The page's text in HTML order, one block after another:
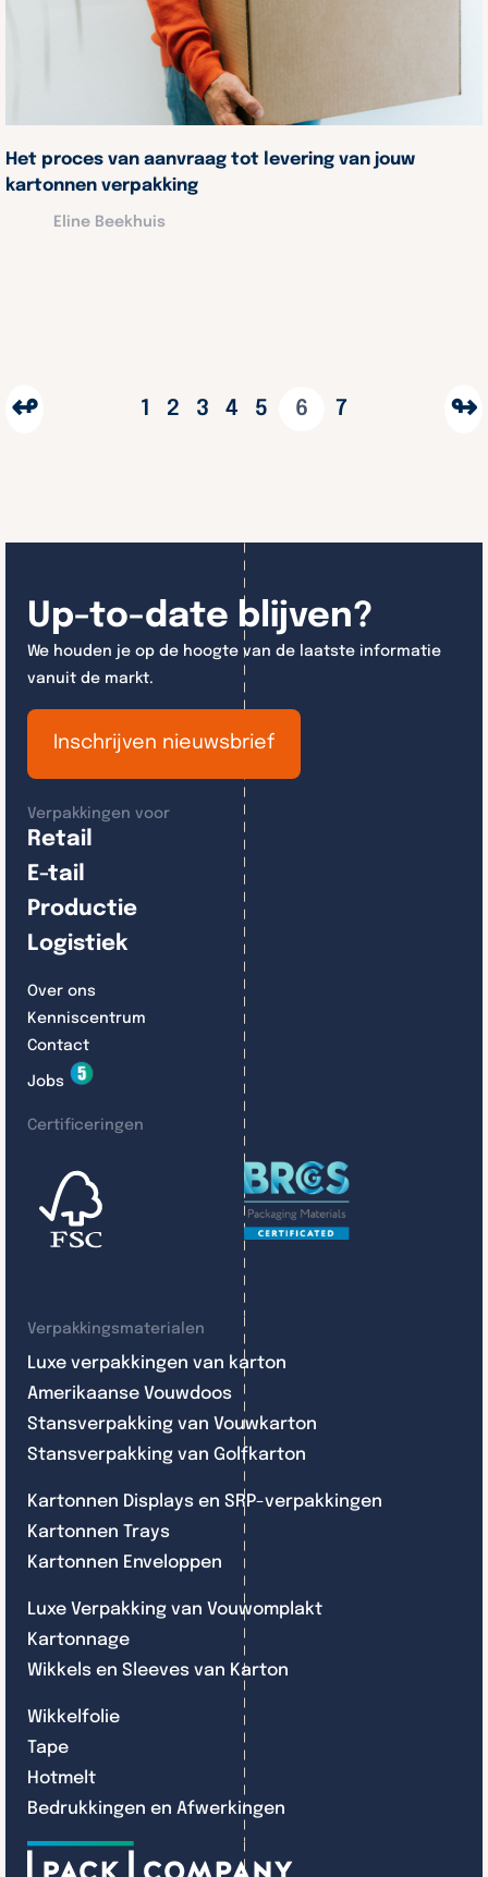
Het proces van aanvraag tot levering van jouw
kartonnen verpakking
Eline Beekhuis
↫ 1 2 3 4 5 6 7 ↬
Up-to-date blijven?
We houden je op de hoogte van de laatste informatie
vanuit de markt.
Inschrijven nieuwsbrief
Verpakkingen voor
Retail
E-tail
Productie
Logistiek
Over ons
Kenniscentrum
Contact
Jobs
Certificeringen
Verpakkingsmaterialen
Luxe verpakkingen van karton
Amerikaanse Vouwdoos
Stansverpakking van Vouwkarton
Stansverpakking van Golfkarton
Kartonnen Displays en SRP-verpakkingen
Kartonnen Trays
Kartonnen Enveloppen
Luxe Verpakking van Vouwomplakt
Kartonnage
Wikkels en Sleeves van Karton
Wikkelfolie
Tape
Hotmelt
Bedrukkingen en Afwerkingen